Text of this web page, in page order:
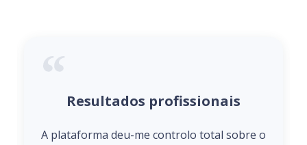
Resultados profissionais
A plataforma deu-me controlo total sobre o